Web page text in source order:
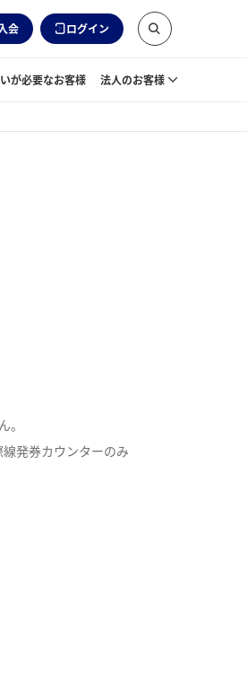
会 ログイン
が必要なお客様 法人のお客様
発券カウンターのみ